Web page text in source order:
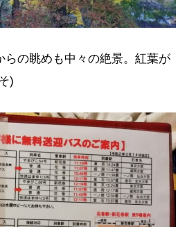
らの眺めも中々の絶景。紅葉が
)